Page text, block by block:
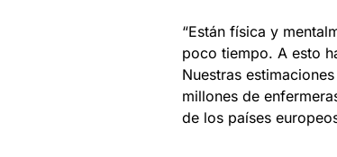
“Están física y
poco tiempo. A esto
Nuestras
millones de
de los países